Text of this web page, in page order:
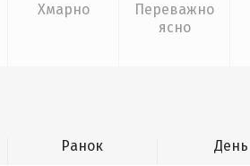
Хмарно
Переважно
ясно
Ранок День